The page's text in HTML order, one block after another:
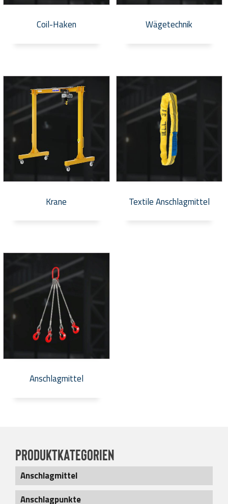
Produktkategorien
Anschlagmittel
Aufbewahrung
Anschlagpunkte
Coil-Haken Wägetechnik
Krane Textile Anschlagmittel
Anschlagmittel